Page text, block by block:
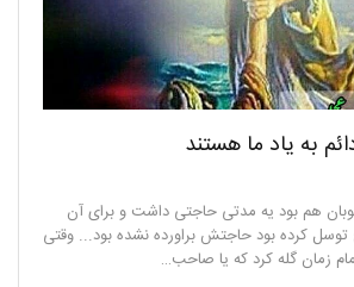
به یاد ما هستند
هم بود یه مدتی حاجتی داشت و برای آن
کرده بود حاجتش براورده نشده بود... وقتی
زمان گله کرد که یا صاحب…